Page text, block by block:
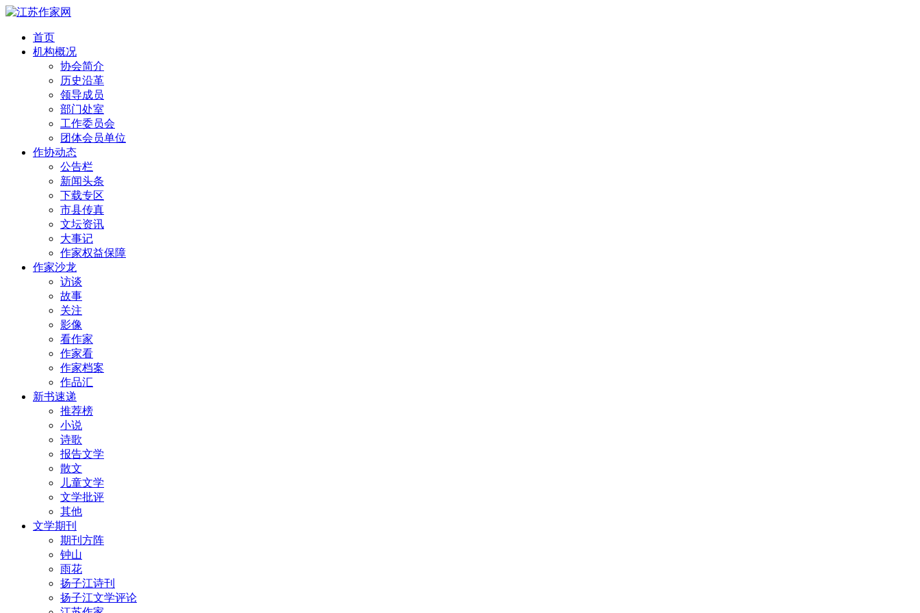
首页
机构概况
协会简介
历史沿革
领导成员
部门处室
工作委员会
团体会员单位
作协动态
公告栏
新闻头条
下载专区
市县传真
文坛资讯
大事记
作家权益保障
作家沙龙
访谈
故事
关注
影像
看作家
作家看
作家档案
作品汇
新书速递
推荐榜
小说
诗歌
报告文学
散文
儿童文学
文学批评
其他
文学期刊
期刊方阵
钟山
雨花
扬子江诗刊
扬子江文学评论